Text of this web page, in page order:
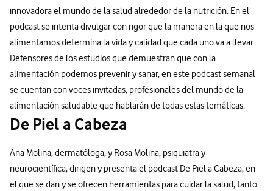
innovadora el mundo de la salud alrededor de la nutrición. En el
podcast se intenta divulgar con rigor que la manera en la que nos
alimentamos determina la vida y calidad que cada uno va a llevar.
Defensores de los estudios que demuestran que con la
alimentación podemos prevenir y sanar, en este podcast semanal
se cuentan con voces invitadas, profesionales del mundo de la
alimentación saludable que hablarán de todas estas temáticas.
De Piel a Cabeza
Ana Molina, dermatóloga, y Rosa Molina, psiquiatra y
neurocientífica, dirigen y presenta el podcast De Piel a Cabeza, en
el que se dan y se ofrecen herramientas para cuidar la salud, tanto